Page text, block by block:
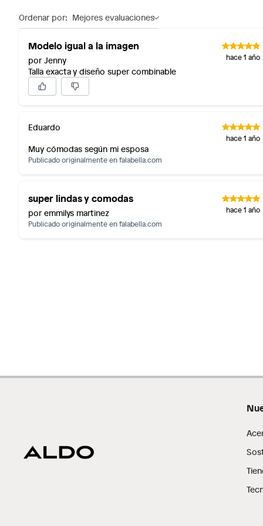
Productos de compra internacional.
Productos comprados en Outlet Atocongo.
Productos perecibles como alimentos, bebidas,
Productos digitales (descarga inmediata).
Por motivos de salubridad, la ropa interior inferior y
sellos.
Plantas.
Productos que hayan sido previamente instalados.
Motocicletas y bicicletas motorizadas.
Licores y cigarros electrónicos.
Ordenar por: Mejores evaluaciones
Modelo igual a la imagen
por Jenny hace 1 año
Talla exacta y diseño super combinable
Eduardo
hace 1 año
Muy cómodas según mi esposa
Publicado originalmente enfalabella.com
super lindas y comodas
por emmilys martinez
hace 1 año
Publicado originalmente enfalabella.com